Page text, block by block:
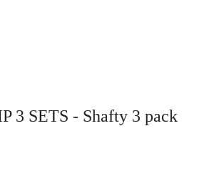
3 SETS - Shafty 3 pack